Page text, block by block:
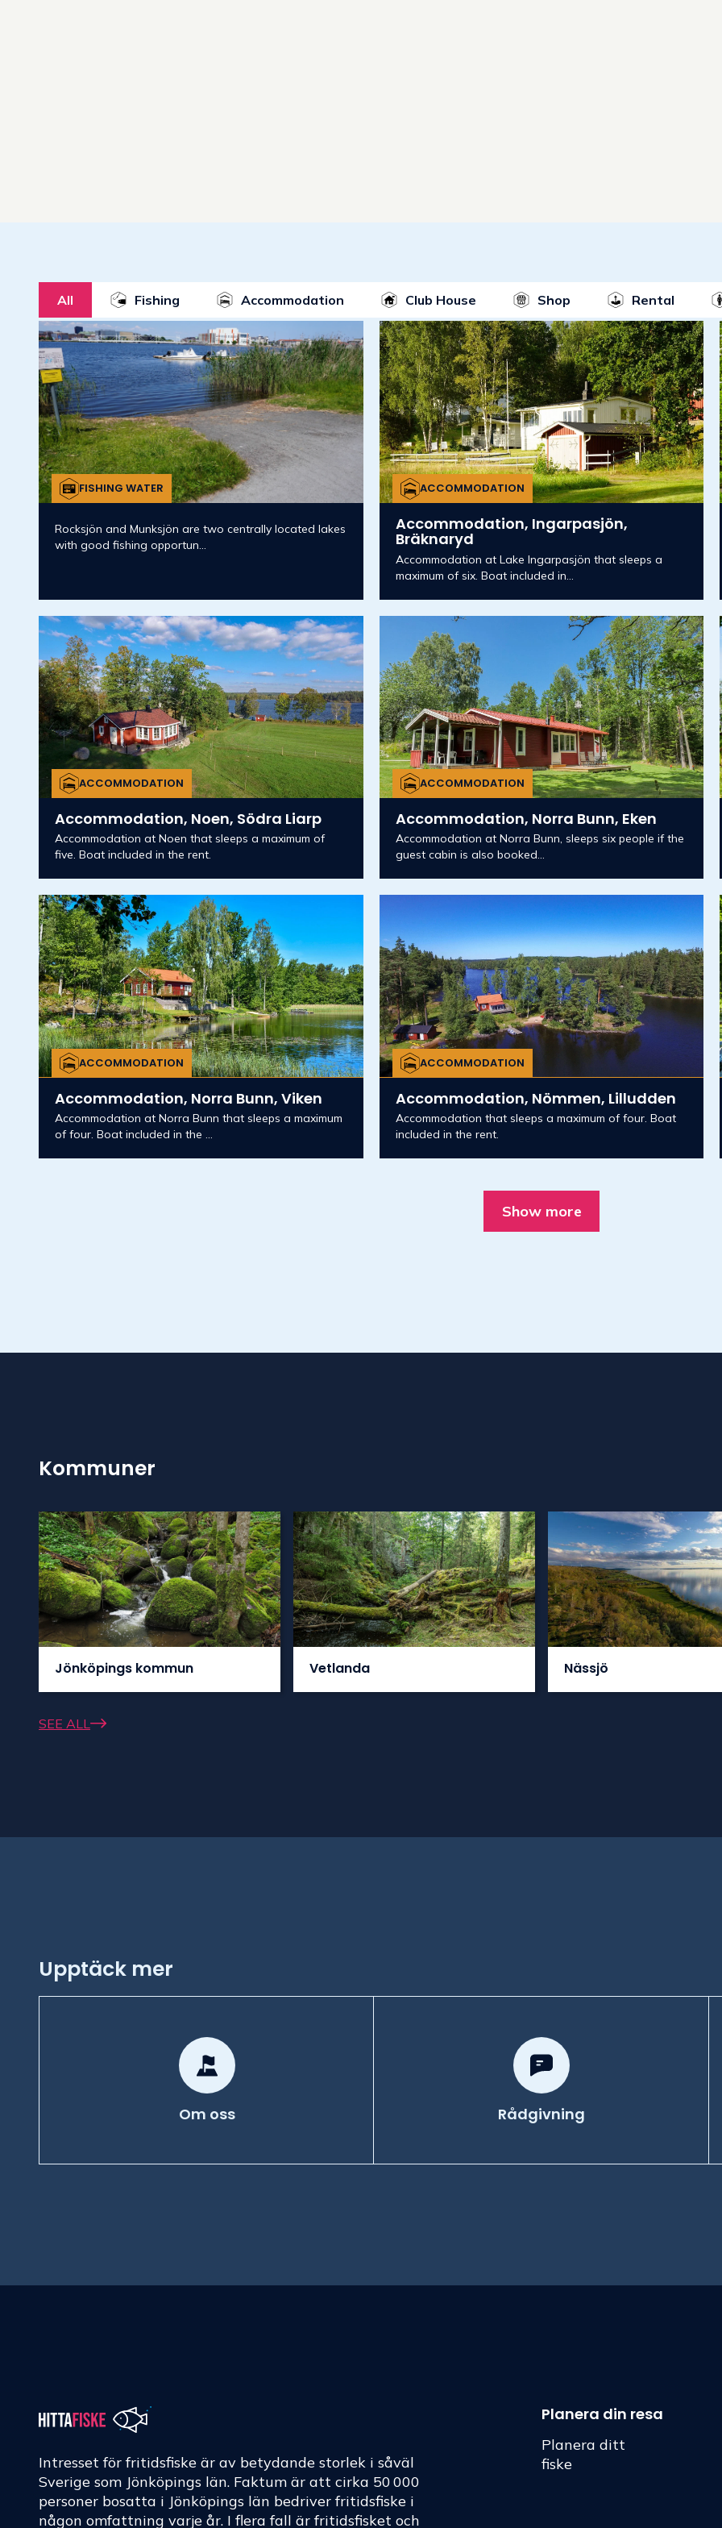
All Fishing Accommodation Club House Shop Rental
FISHING WATER
Rocksjön and Munksjön are two centrally located lakes
with good fishing opportun...
ACCOMMODATION
Accommodation, Ingarpasjön,
Bräknaryd
Accommodation at Lake Ingarpasjön that sleeps a
maximum of six. Boat included in...
ACCOMMODATION
Accommodation, Noen, Södra Liarp
Accommodation at Noen that sleeps a maximum of
five. Boat included in the rent.
ACCOMMODATION
Accommodation, Norra Bunn, Eken
Accommodation at Norra Bunn, sleeps six people if the
guest cabin is also booked...
ACCOMMODATION
Accommodation, Norra Bunn, Viken
Accommodation at Norra Bunn that sleeps a maximum
of four. Boat included in the ...
ACCOMMODATION
Accommodation, Nömmen, Lilludden
Accommodation that sleeps a maximum of four. Boat
included in the rent.
Show more
Kommuner
Jönköpings kommun Vetlanda Nässjö
SEE ALL
Upptäck mer
Om oss Rådgivning
Intresset för fritidsfiske är av betydande storlek i såväl
Sverige som Jönköpings län. Faktum är att cirka 50 000
personer bosatta i Jönköpings län bedriver fritidsfiske i
någon omfattning varje år. I flera fall är fritidsfisket och
Planera din resa
Planera ditt
fiske